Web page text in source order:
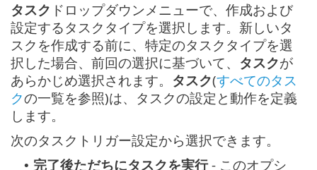
タスク ドロップダウンメニューで、作成および
設定するタスクタイプを選択します。新しいタ
スクを作成する前に、特定のタスクタイプを選
択した場合、前回の選択に基づいて、 タスクが
あらかじめ選択されます。 タスク(すべてのタス
クの一覧を参照)は、タスクの設定と動作を定義
します。
次のタスクトリガー設定から選択できます。
• 完了後ただちにタスクを実行- このオプシ